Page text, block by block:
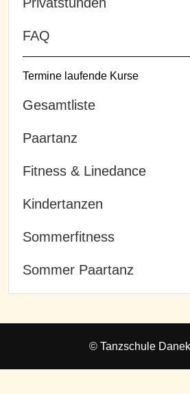
FAQ
Termine laufende Kurse
Gesamtliste
Paartanz
Fitness & Linedance
Kindertanzen
Sommerfitness
Sommer Paartanz
© Tanzschule